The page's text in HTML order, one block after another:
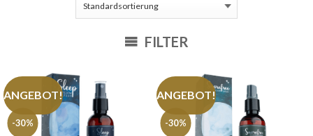
FILTER
-30%
ANGEBOT!
-30%
ANGEBOT!